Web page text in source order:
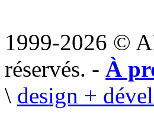
1999-2026 ©
réservés. - À
\ design +